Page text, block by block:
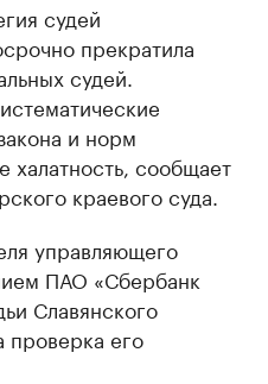
судей
прекратила
судей.
и норм
халатность, сообщает
краевого суда.
управляющего
ПАО «Сбербанк
Славянского
проверка его